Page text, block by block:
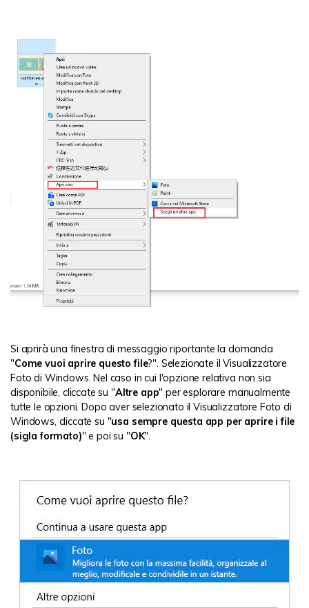
Si aprirà una finestra di messaggio riportante la domanda
"Come vuoi aprire questo file?". Selezionate il Visualizzatore
Foto di Windows. Nel caso in cui l'opzione relativa non sia
disponibile, cliccate su "Altre app" per esplorare manualmente
tutte le opzioni. Dopo aver selezionato il Visualizzatore Foto di
Windows, cliccate su "usa sempre questa app per aprire i file
(sigla formato)" e poi su "OK".